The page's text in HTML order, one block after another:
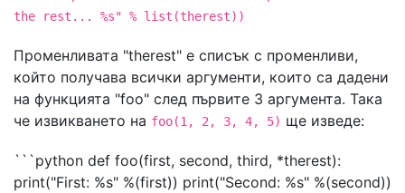
the rest... %s" % list(therest))
Променливата "therest" е списък с променливи,
който получава всички аргументи, които са дадени
на функцията "foo" след първите 3 аргумента. Така
че извикването на foo(1, 2, 3, 4, 5) ще изведе:
```python def foo(first, second, third, *therest):
print("First: %s" %(first)) print("Second: %s" %(second))